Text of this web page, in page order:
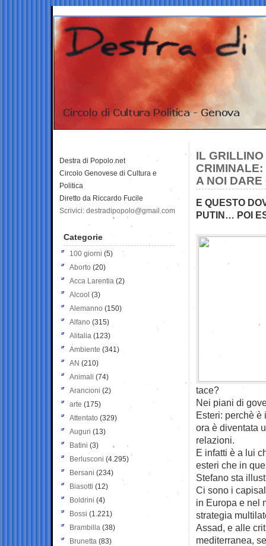
IL
CRIMINALE:
A NOI DARE
E QUESTO
PUTIN… POI
tace?
Nei piani di
Esteri: perchè è
ora è diventata
relazioni.
E infatti è a lui
esteri che in
Stefano sta
Ci sono i
in Europa e nel
strategia
Assad, e alle
mediterranea,
Destra di Popolo.net
Circolo Genovese di Cultura e
Politica
Diretto da Riccardo Fucile
Scrivici: destradipopolo@gmail.com
Categorie
100 giorni (5)
Aborto (20)
Acca Larentia (2)
Alcool (3)
Alemanno (150)
Alfano (315)
Alitalia (123)
Ambiente (341)
AN (210)
Animali (74)
Arancioni (2)
arte (175)
Attentato (329)
Auguri (13)
Batini (3)
Berlusconi (4.295)
Bersani (234)
Biasotti (12)
Boldrini (4)
Bossi (1.221)
Brambilla (38)
Brunetta (83)